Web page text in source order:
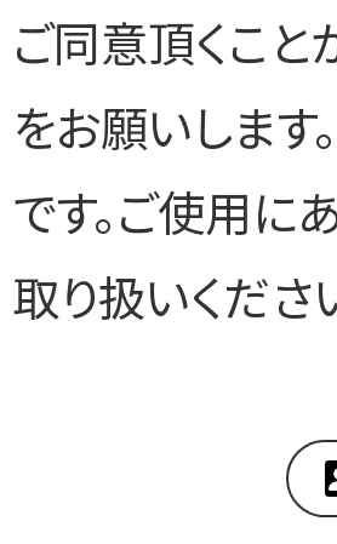
ご同意頂くこ
をお願いしま
です。ご使用に
取り扱いくださ